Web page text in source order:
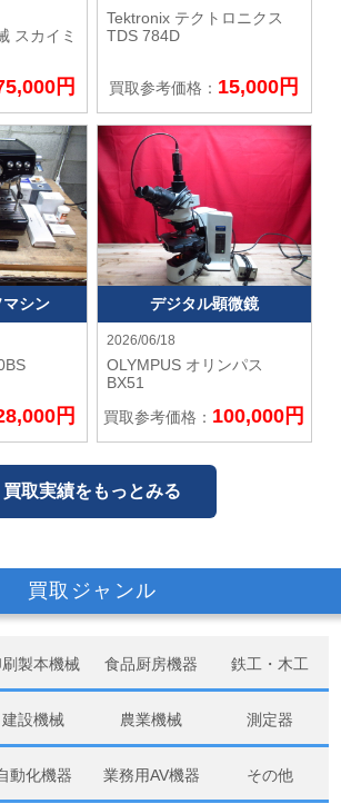
スカイミ
円
Tektronix テクトロニクス
TDS 784D
買取参考価格： 15,000円
マシン
円
デジタル顕微鏡
2026/06/18
OLYMPUS オリンパス
BX51
買取参考価格： 100,000円
買取実績をもっとみる
買取ジャンル
刷製本機械 食品厨房機器 鉄工・木工
建設機械 農業機械 測定器
動化機器 業務用AV機器 その他